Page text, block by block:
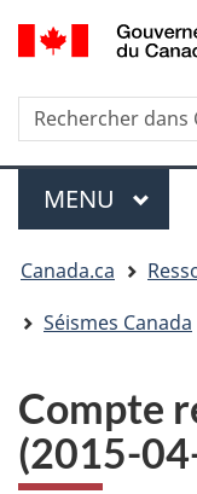
Rechercher
Rechercher
dans
Canada.ca
Menu
MENU
êtes
ici
Canada.ca
Séismes Canada
Compte
(2015-